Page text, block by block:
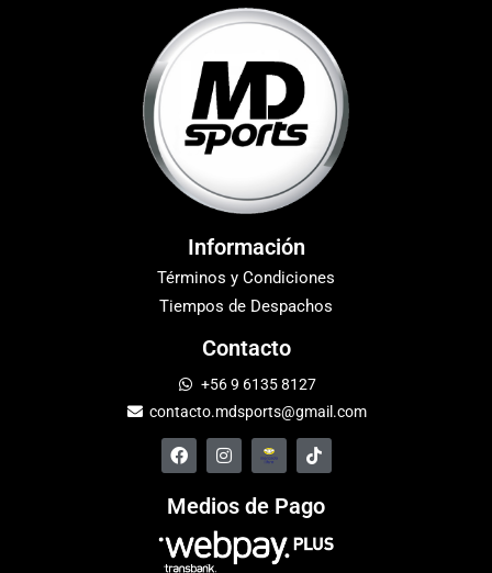
Información
Términos y Condiciones
Tiempos de Despachos
Contacto
+56 9 6135 8127
contacto.mdsports@gmail.com
Medios de Pago